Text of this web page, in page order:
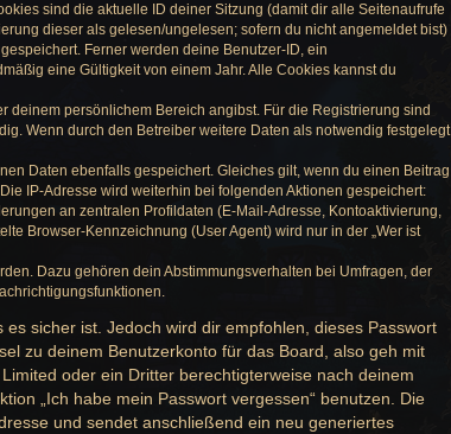
sind die aktuelle ID deiner Sitzung (damit dir alle Seitenaufrufe
dieser als gelesen/ungelesen; sofern du nicht angemeldet bist)
Ferner werden deine Benutzer-ID, ein
eine Gültigkeit von einem Jahr. Alle Cookies kannst du
persönlichem Bereich angibst. Für die Registrierung sind
Wenn durch den Betreiber weitere Daten als notwendig festgelegt
Daten ebenfalls gespeichert. Gleiches gilt, wenn du einen Beitrag
IP-Adresse wird weiterhin bei folgenden Aktionen gespeichert:
an zentralen Profildaten (E-Mail-Adresse, Kontoaktivierung,
Browser-Kennzeichnung (User Agent) wird nur in der „Wer ist
Dazu gehören dein Abstimmungsverhalten bei Umfragen, der
sicher ist. Jedoch wird dir empfohlen, dieses Passwort
zu deinem Benutzerkonto für das Board, also geh mit
oder ein Dritter berechtigterweise nach deinem
„Ich habe mein Passwort vergessen“ benutzen. Die
und sendet anschließend ein neu generiertes